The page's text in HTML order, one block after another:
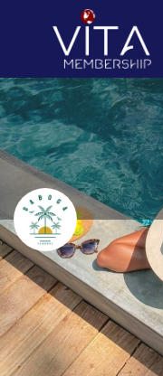
Saboga Lodge
Perfil